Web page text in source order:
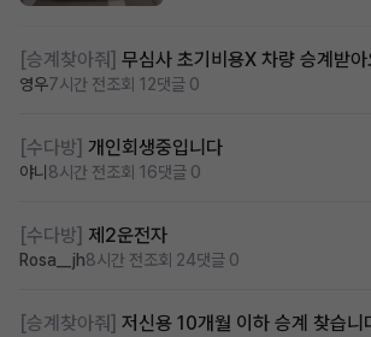
[승계찾아줘] 무심사 초기비용X 차량 승계받아
영우7시간 전조회 12댓글 0
[수다방] 개인회생중입니다
야니 8시간 전조회 16댓글 0
[수다방] 제2운전자
Rosa__jh8시간 전조회 24댓글 0
[승계찾아줘] 저신용 10개월 이하 승계 찾습니